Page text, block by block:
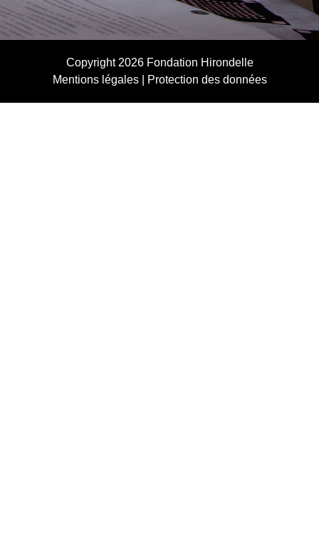
Copyright 2026 Fondation Hirondelle
Mentions légales| Protection des données